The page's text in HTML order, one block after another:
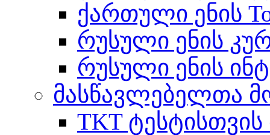
ქართული ენის
რუსული ენის
რუსული ენის
მასწავლებელთა
TKT